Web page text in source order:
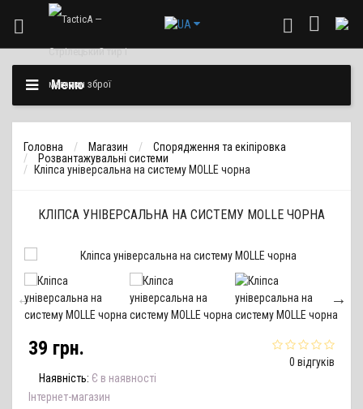
Меню
Головна Магазин
Спорядження та екіпіровка
Розвантажувальні системи
Кліпса універсальна на систему MOLLE чорна
КЛІПСА УНІВЕРСАЛЬНА НА СИСТЕМУ MOLLE ЧОРНА
0 відгуків
39 грн.
Наявність: Є в наявності
Інтернет-магазин